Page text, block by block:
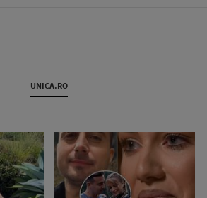
UNICA.RO